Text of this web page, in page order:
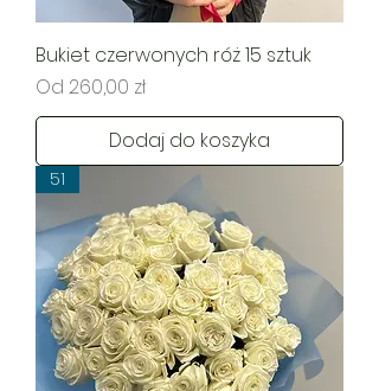
Bukiet czerwonych róż 15 sztuk
Od 260,00 zł
Cena rabatowa
Dodaj do koszyka
51